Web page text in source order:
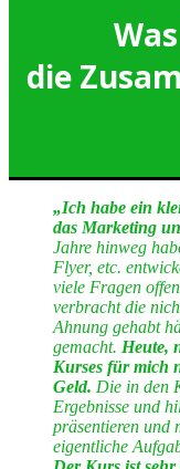
die
„Ich habe ein
das Marketing
Jahre hinweg
Flyer, etc.
viele Fragen
verbracht die
Ahnung gehabt
gemacht. Heute,
Kurses für mich
Geld. Die in den
Ergebnisse und
präsentieren und
eigentliche